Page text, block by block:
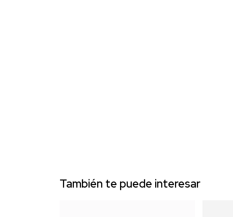
También te puede interesar